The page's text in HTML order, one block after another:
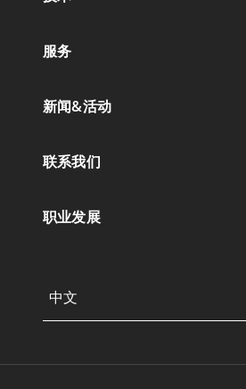
服务
新闻&活动
联系我们
职业发展
中文